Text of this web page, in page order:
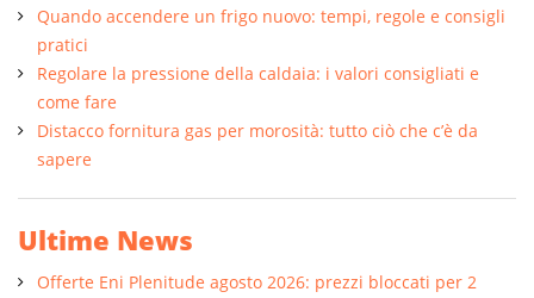
Quando accendere un frigo nuovo: tempi, regole e consigli
pratici
Regolare la pressione della caldaia: i valori consigliati e
come fare
Distacco fornitura gas per morosità: tutto ciò che c’è da
sapere
Ultime News
Offerte Eni Plenitude agosto 2026: prezzi bloccati per 2